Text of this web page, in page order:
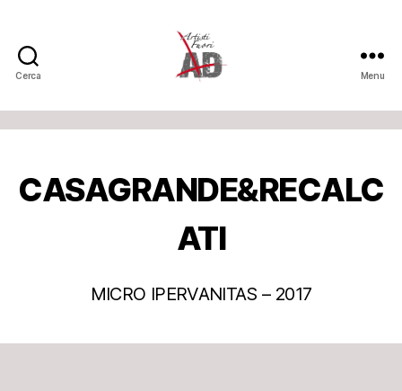
Cerca
Fuori
Menu
CASAGRANDE&RECALC
ATI
MICRO IPERVANITAS – 2017